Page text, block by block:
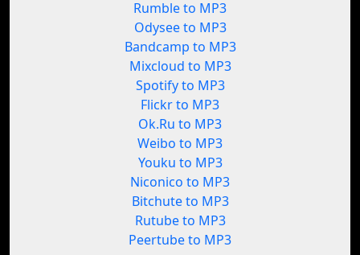
Rumble to MP3
Odysee to MP3
Bandcamp to MP3
Mixcloud to MP3
Spotify to MP3
Flickr to MP3
Ok.Ru to MP3
Weibo to MP3
Youku to MP3
Niconico to MP3
Bitchute to MP3
Rutube to MP3
Peertube to MP3